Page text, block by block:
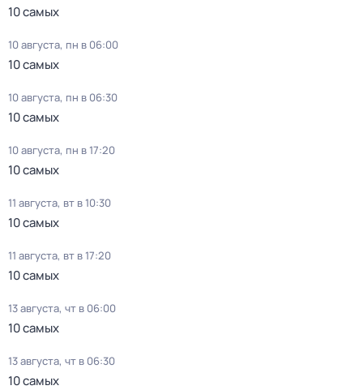
10 самых
10 августа, пн в 06:00
10 самых
10 августа, пн в 06:30
10 самых
10 августа, пн в 17:20
10 самых
11 августа, вт в 10:30
10 самых
11 августа, вт в 17:20
10 самых
13 августа, чт в 06:00
10 самых
13 августа, чт в 06:30
10 самых